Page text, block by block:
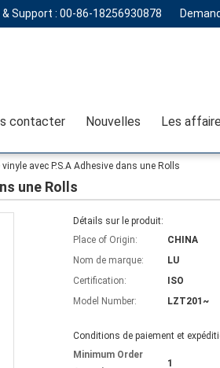
Support : 00-86-18256930878
contacter Nouvelles Les
avec P.S.A Adhesive dans une Rolls
une Rolls
Détails sur le produit:
Place of Origin:
CHINA
Nom de marque:
LU
Certification:
ISO
Model Number:
LZT201~
Conditions de paiement et
Minimum Order
1